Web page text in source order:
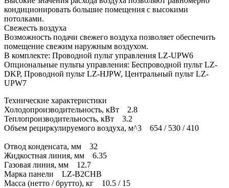
кондиционировать большие помещения с высокими
потолками.
Свежесть воздуха
Возможность подачи свежего воздуха позволяет обеспечить
помещение свежим наружным воздухом.
В комплекте: Проводной пульт управления LZ-UPW6
Опциональные пульты управления: Беспроводной пульт LZ-
DKP, Проводной пульт LZ-HJPW, Центральный пульт LZ-
UPW7
Технические характеристики
Холодопроизводительность, кВт 2.8
Теплопроизводительность, кВт 3.2
Объем рециркулируемого воздуха, м^3 654 / 530 / 410
Отвод конденсата, мм 32
Жидкостная линия, мм 6.35
Газовая линия, мм 12.7
Марка панели LZ-B2CHB
Масса (нетто / брутто), кг 10.5 / 15